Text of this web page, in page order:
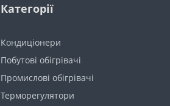
Категорії
Кондиціонери
Побутові обігрівачі
Промислові обігрівачі
Терморегулятори